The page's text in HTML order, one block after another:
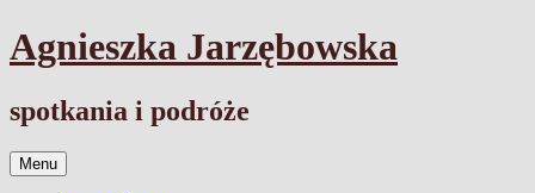
Przejdź
do
Agnieszka Jarzębowska
spotkania i podróże
Menu